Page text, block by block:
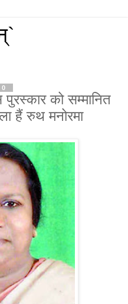
को सम्मानित
हैं रुथ मनोरमा